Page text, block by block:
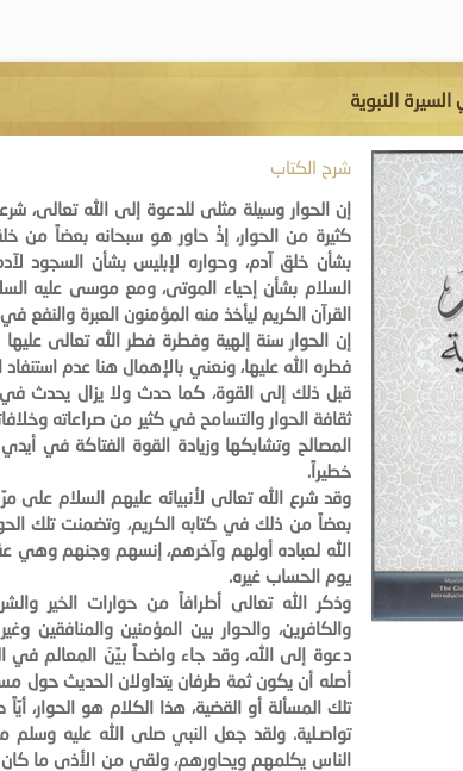
النبوية
شرح الكتاب
إن الحوار وسيلة مثلى للدعوة إلى الله تعالى،
كثيرة من الحوار، إذْ حاور هو سبحانه بعضاً من
بشأن خلق آدم، وحواره لإبليس بشأن السجود
السلام بشأن إحياء الموتى، ومع موسى عليه
القرآن الكريم ليأخذ منه المؤمنون العبرة والنفع
إن الحوار سنة إلهية وفطرة فطر الله تعالى
فطره الله عليها، ونعني بالإهمال هنا عدم
قبل ذلك إلى القوة، كما حدث ولا يزال يحدث في
ثقافة الحوار والتسامح في كثير من صراعاته
المصالح وتشابكها وزيادة القوة الفتاكة في
خطيراً.
وقد شرع الله تعالى لأنبيائه عليهم السلام على
بعضاً من ذلك في كتابه الكريم، وتضمنت تلك
الله لعباده أولهم وآخرهم، إنسهم وجنهم وهي
يوم الحساب غيره.
وذكر الله تعالى أطرافاً من حوارات الخير
والكافرين، والحوار بين المؤمنين والمنافقين
دعوة إلى الله، وقد جاء واضحاً بيّنَ المعالم في
أصله أن يكون ثمة طرفان يتداولان الحديث حول
تلك المسألة أو القضية، هذا الكلام هو الحوار،
تواصـلية. ولقد جعل النبي صلى الله عليه وسلم
الناس يكلمهم ويحاورهم، ولقي من الأذى ما كان